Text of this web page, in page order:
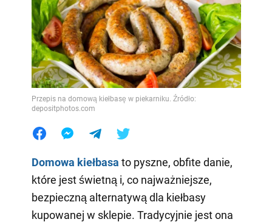
Przepis na domową kiełbasę w piekarniku. Źródło:
depositphotos.com
Domowa kiełbasa to pyszne, obfite danie,
które jest świetną i, co najważniejsze,
bezpieczną alternatywą dla kiełbasy
kupowanej w sklepie. Tradycyjnie jest ona